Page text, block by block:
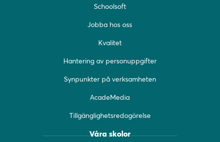
e
o
(
p
n
s
i
t
g
a
m
ö
p
a
s
t
b
ö
p
a
i
n
Schoolsoft
Jobba hos oss
Kvalitet
Hantering av personuppgifter
Synpunkter på verksamheten
AcadeMedia
Tillgänglighetsredogörelse
Våra skolor